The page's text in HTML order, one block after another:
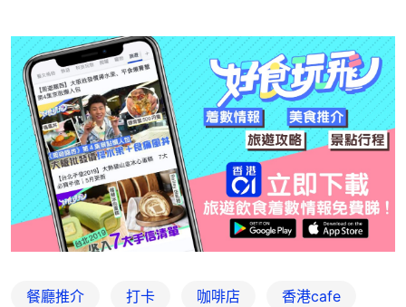
餐廳推介 打卡 咖啡店 香港cafe